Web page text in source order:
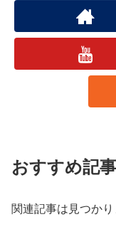
おすすめ記事
関連記事は見つかり